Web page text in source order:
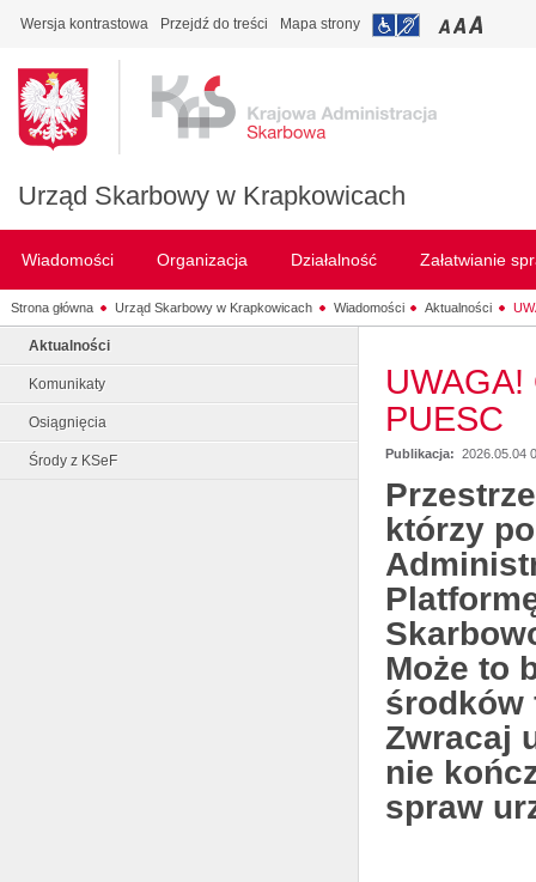
Wersja kontrastowa Przejdź do treści Mapa strony
Urząd Skarbowy w Krapkowicach
Wiadomości Organizacja Działalność Załatwianie
Strona główna Urząd Skarbowy w Krapkowicach Wiadomości Aktualności
Aktualności
Komunikaty
Osiągnięcia
Środy z KSeF
PUESC
Publikacja: 2026.05.04
którzy
Może to
środków
Zwracaj
nie
spraw